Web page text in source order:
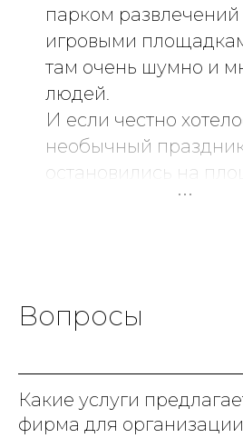
парком развлечений
игровыми
там очень шумно и
людей.
И если честно
необычный
остановились на
Game Diving и ни
Гарри Поттером, и
артефакты,
Вопросы
Какие услуги
фирма для организации